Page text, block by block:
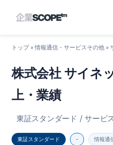
トップ» 情報通信・サービスその他 »
株式会社 サイネ
上・業績
東証スタンダード / サービ
東証スタンダード - 情報通